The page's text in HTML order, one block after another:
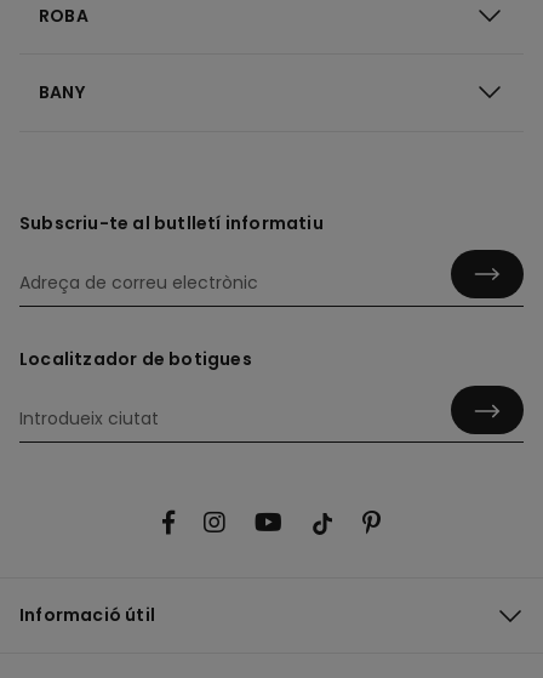
ROBA
BANY
Subscriu-te al butlletí informatiu
Localitzador de botigues
Informació útil